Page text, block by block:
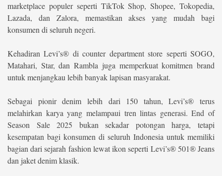
marketplace populer seperti TikTok Shop, Shopee, Tokopedia,
Lazada, dan Zalora, memastikan akses yang mudah bagi
konsumen di seluruh negeri.
Kehadiran Levi’s® di counter department store seperti SOGO,
Matahari, Star, dan Rambla juga memperkuat komitmen brand
untuk menjangkau lebih banyak lapisan masyarakat.
Sebagai pionir denim lebih dari 150 tahun, Levi’s® terus
melahirkan karya yang melampaui tren lintas generasi. End of
Season Sale 2025 bukan sekadar potongan harga, tetapi
kesempatan bagi konsumen di seluruh Indonesia untuk memiliki
bagian dari sejarah fashion lewat ikon seperti Levi’s® 501® Jeans
dan jaket denim klasik.